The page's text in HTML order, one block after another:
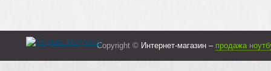
Copyright © Интернет-магазин – продажа